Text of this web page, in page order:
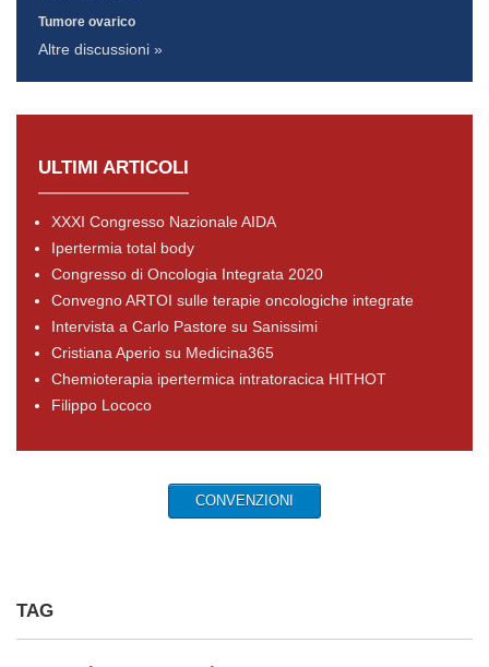
Tumore ovarico
Altre discussioni »
ULTIMI ARTICOLI
XXXI Congresso Nazionale AIDA
Ipertermia total body
Congresso di Oncologia Integrata 2020
Convegno ARTOI sulle terapie oncologiche integrate
Intervista a Carlo Pastore su Sanissimi
Cristiana Aperio su Medicina365
Chemioterapia ipertermica intratoracica HITHOT
Filippo Lococo
CONVENZIONI
TAG